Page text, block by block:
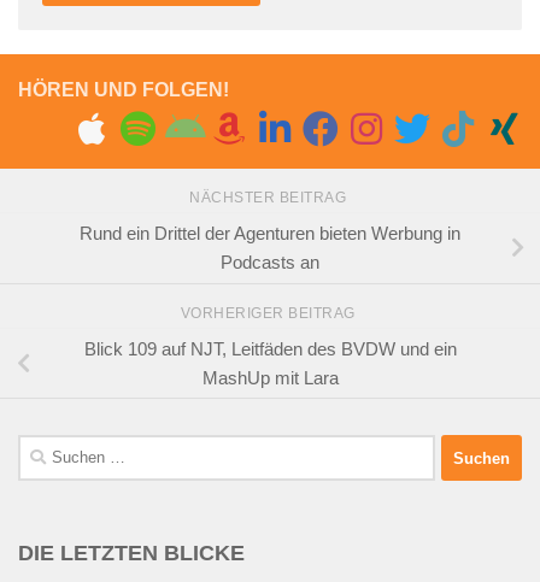
HÖREN UND FOLGEN!
NÄCHSTER BEITRAG
Rund ein Drittel der Agenturen bieten Werbung in
Podcasts an
VORHERIGER BEITRAG
Blick 109 auf NJT, Leitfäden des BVDW und ein
MashUp mit Lara
Suchen
nach:
DIE LETZTEN BLICKE